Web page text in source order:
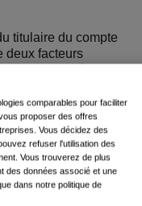
titulaire du compte
deux facteurs
justifie d’une
un code ou un mot
dispose d’un
téléphone portable
comparables pour faciliter
proposer des offres
Vous décidez des
refuser l'utilisation des
Vous trouverez de plus
des données associé et une
dans notre politique de